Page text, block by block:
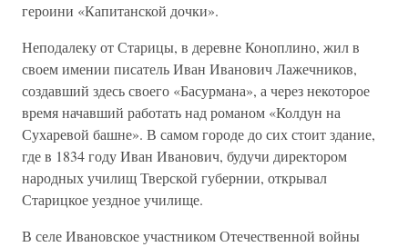
героини «Капитанской дочки».
Неподалеку от Старицы, в деревне Коноплино, жил в
своем имении писатель Иван Иванович Лажечников,
создавший здесь своего «Басурмана», а через некоторое
время начавший работать над романом «Колдун на
Сухаревой башне». В самом городе до сих стоит здание,
где в 1834 году Иван Иванович, будучи директором
народных училищ Тверской губернии, открывал
Старицкое уездное училище.
В селе Ивановское участником Отечественной войны